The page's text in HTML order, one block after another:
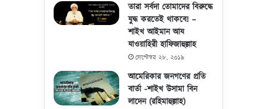
তারা সর্বদা তোমাদের বিরুদ্ধে
যুদ্ধ করতেই থাকবে! –
শাইখ আইমান আয
যাওয়াহিরী হাফিজাহুল্লাহ
সেপ্টেম্বর ২৮, ২০১৯
আমেরিকার জনগণের প্রতি
বার্তা -শাইখ উসামা বিন
লাদেন (রহিমাহুল্লাহ)